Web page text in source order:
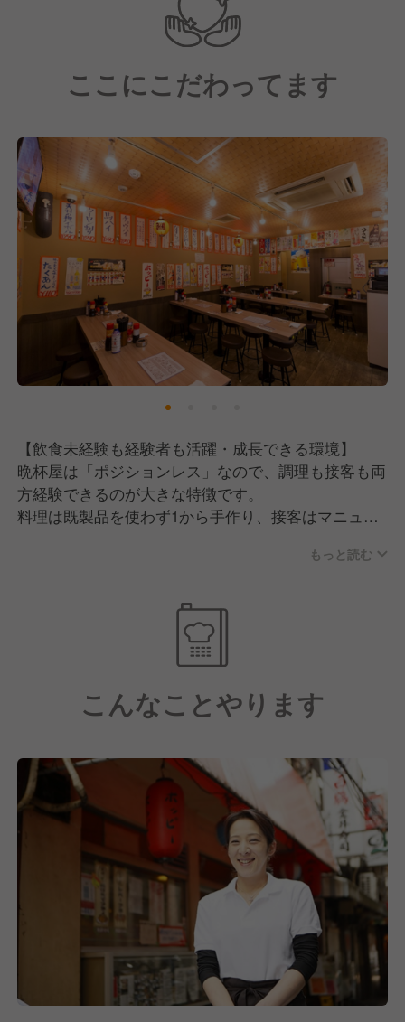
現場は社員とアルバイトで構成されており、年齢や役
職の垣根なく、みんなで仲良くやっているのが自慢の
業務中は全員が全ポジションを担当する「ポジション
レス」なので、しっかり連携を取りながら、チームで
【求める人物像】
私たちは高度な技術よりも人柄重視で採用をしていま
す。
■まじめで一生懸命
技術はあとからいくらでも身につけられます。
どんな仕事にも誠実に向き合い、一生懸命取り組める
姿勢こそが、晩杯屋で活躍するための一番の条件で
お客様との距離が近いお店だからこそ、接客は大切に
したいと考えています。
常連のお客様はもちろん、これから常連になっていた
だける新しいお客様にも、自然と打ち解けられるよう
な明るく元気な方を歓迎します。
把握し、先を読んで動ける力が求められます。
■明確な目標を持っている
「こうなりたい」「こんなことしたい」という想いを
います。
ここにこだわってます
【飲食未経験も経験者も活躍・成長できる環境】
晩杯屋は「ポジションレス」なので、調理も接客も両
方経験できるのが大きな特徴です。
料理は既製品を使わず1から手作り、接客はマニュア
しめる環境だからこそ、チェーン店では決して身につ
また、「商品研修」では捌き方・切り方などの技術を
プロの料理人から丁寧に指導してもらえるので、未経
験の方でも数ヶ月後には問題なく店舗で活躍できま
月1回の「店長会議」では、売上向上施策やシフトの
そのほかメニューのアレンジや新メニューの考案な
ど、あなたのアイデアをお店に反映できる環境は、経
験者の方にとっても新しいやりがいを感じていただけ
そして当社では、3ヶ月を1サイクルとした年4回の人
事評価制度を導入しています。
頑張りがすぐに評価に反映されるため、より早い段階
でステップアップを目指せるだけでなく、目標を立て
て振り返る機会があるからこそ、「どうなっていきた
いか」を常に意識しながら自分らしいキャリアを築い
ていけます。
もっと読む
こんなことやります